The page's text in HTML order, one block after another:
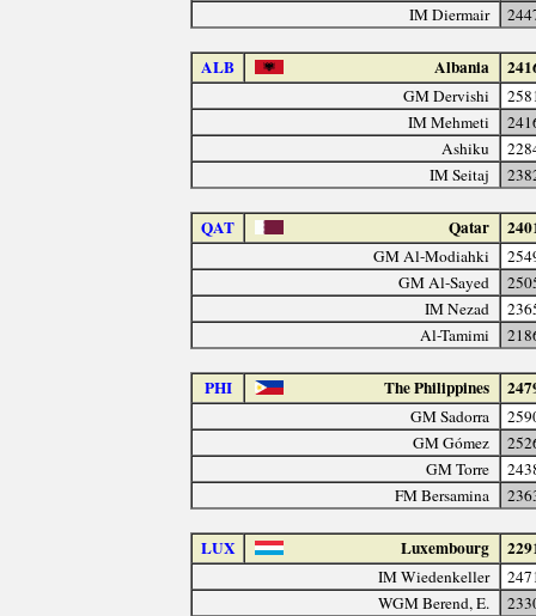
IM Diermair
ALB Albania
GM Dervishi
IM Mehmeti
Ashiku
IM Seitaj
QAT Qatar
GM Al-Modiahki
GM Al-Sayed
IM Nezad
Al-Tamimi
PHI The Philippines
GM Sadorra
GM Gómez
GM Torre
FM Bersamina
LUX Luxembourg
IM Wiedenkeller
WGM Berend, E.